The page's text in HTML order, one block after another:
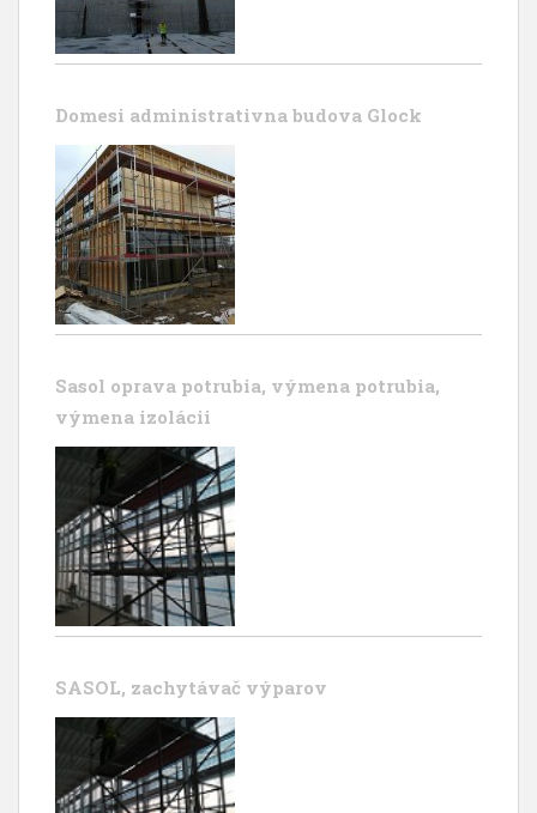
Domesi administrativna budova Glock
Sasol oprava potrubia, výmena potrubia,
výmena izolácii
SASOL, zachytávač výparov